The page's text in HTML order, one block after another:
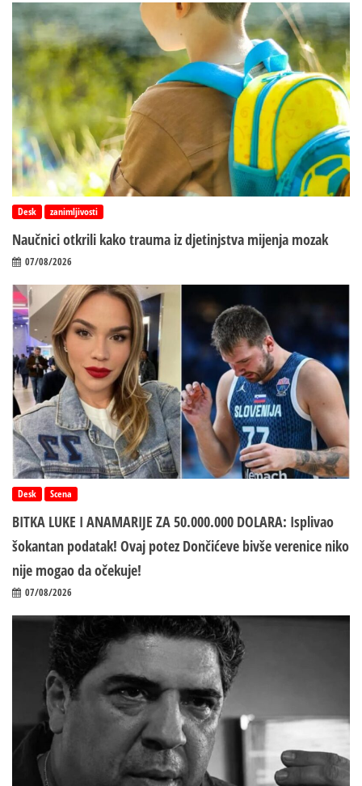
Desk zanimljivosti
Naučnici otkrili kako trauma iz d‌jetinjstva mijenja mozak
07/08/2026
Desk Scena
BITKA LUKE I ANAMARIJE ZA 50.000.000 DOLARA: Isplivao
šokantan podatak! Ovaj potez Dončićeve bivše verenice niko
nije mogao da očekuje!
07/08/2026